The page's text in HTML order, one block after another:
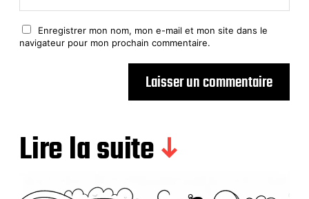
Enregistrer mon nom, mon e-mail et mon site dans le
navigateur pour mon prochain commentaire.
Lire la suite